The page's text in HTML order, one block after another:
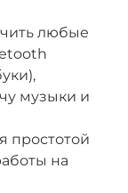
любые
музыки и
простотой
на